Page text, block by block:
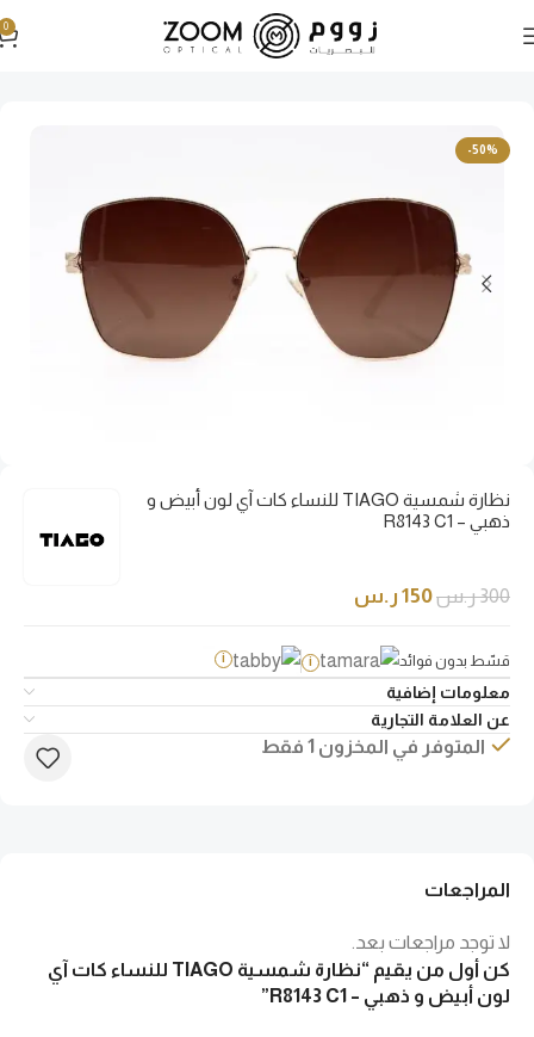
0
-50%
نظارة شمسية TIAGO للنساء كات آي لون أبيض و
ذهبي – R8143 C1
300ر.س150 ر.س
قسّط بدون فوائد i
i
معلومات إضافية
عن العلامة التجارية
المتوفر في المخزون 1 فقط
المراجعات
لا توجد مراجعات بعد.
كن أول من يقيم “نظارة شمسية TIAGO للنساء كات آي
لون أبيض و ذهبي – R8143 C1”